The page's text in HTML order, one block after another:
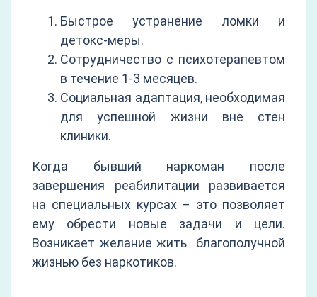
Быстрое устранение ломки и
детокс-меры.
Сотрудничество с психотерапевтом
в течение 1-3 месяцев.
Социальная адаптация, необходимая
для успешной жизни вне стен
клиники.
Когда бывший наркоман после
завершения реабилитации развивается
на специальных курсах – это позволяет
ему обрести новые задачи и цели.
Возникает желание жить благополучной
жизнью без наркотиков.